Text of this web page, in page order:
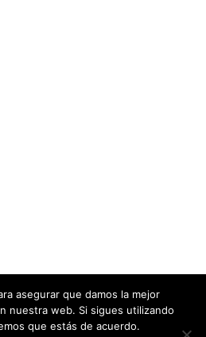
asegurar que damos la mejor
nuestra web. Si sigues utilizando
que estás de acuerdo.